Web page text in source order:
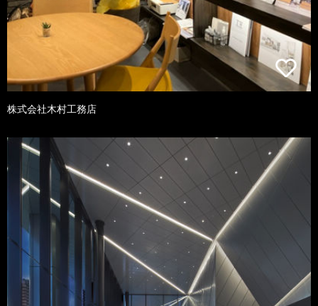
株式会社木村工務店